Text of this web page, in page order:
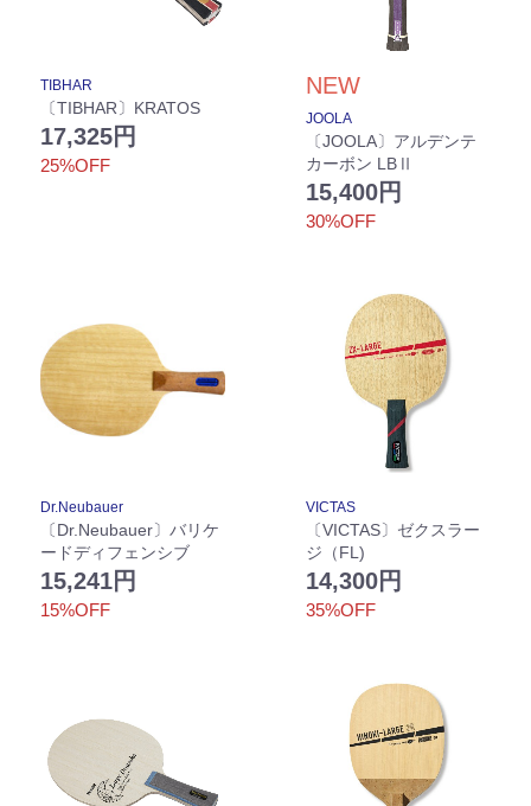
TIBHAR
〔TIBHAR〕KRATOS
17,325円
25%OFF
NEW
JOOLA
〔JOOLA〕アルデンテ
カーボン LBⅡ
15,400円
30%OFF
Dr.Neubauer
〔Dr.Neubauer〕バリケ
ードディフェンシブ
15,241円
15%OFF
VICTAS
〔VICTAS〕ゼクスラー
ジ（FL)
14,300円
35%OFF